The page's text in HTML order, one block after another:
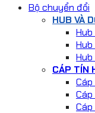
Bộ chuyển đổi
HUB VÀ
Hub
Hub
CÁP TÍN
Cáp
Cáp